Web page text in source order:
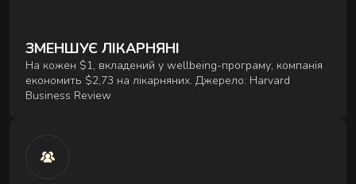
ЗМЕНШУЄ ЛІКАРНЯНІ
На кожен $1, вкладений у wellbeing-програму, компанія
економить $2,73 на лікарняних. Джерело: Harvard
Business Review